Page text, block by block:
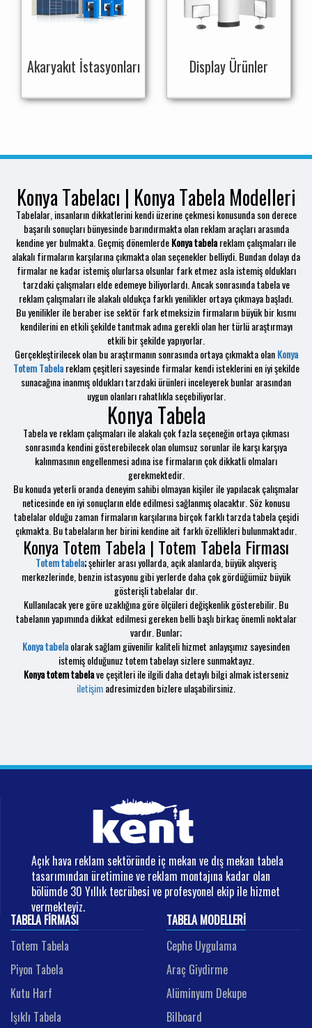
Akaryakıt İstasyonları Display Ürünler
Konya Tabelacı | Konya Tabela Modelleri
Tabelalar, insanların dikkatlerini kendi üzerine çekmesi konusunda son derece
başarılı sonuçları bünyesinde barındırmakta olan reklam araçları arasında
kendine yer bulmakta. Geçmiş dönemlerdeKonya tabelareklam çalışmaları ile
alakalı firmaların karşılarına çıkmakta olan seçenekler belliydi. Bundan dolayı da
firmalar ne kadar istemiş olurlarsa olsunlar fark etmez asla istemiş oldukları
tarzdaki çalışmaları elde edemeye biliyorlardı. Ancak sonrasında tabela ve
reklam çalışmaları ile alakalı oldukça farklı yenilikler ortaya çıkmaya başladı.
Bu yenilikler ile beraber ise sektör fark etmeksizin firmaların büyük bir kısmı
kendilerini en etkili şekilde tanıtmak adına gerekli olan her türlü araştırmayı
etkili bir şekilde yapıyorlar.
Gerçekleştirilecek olan bu araştırmanın sonrasında ortaya çıkmakta olanKonya
Totem Tabelareklam çeşitleri sayesinde firmalar kendi isteklerini en iyi şekilde
sunacağına inanmış oldukları tarzdaki ürünleri inceleyerek bunlar arasından
uygun olanları rahatlıkla seçebiliyorlar.
Konya Tabela
Tabela ve reklam çalışmaları ile alakalı çok fazla seçeneğin ortaya çıkması
sonrasında kendini gösterebilecek olan olumsuz sorunlar ile karşı karşıya
kalınmasının engellenmesi adına ise firmaların çok dikkatli olmaları
gerekmektedir.
Bu konuda yeterli oranda deneyim sahibi olmayan kişiler ile yapılacak çalışmalar
neticesinde en iyi sonuçların elde edilmesi sağlanmış olacaktır. Söz konusu
tabelalar olduğu zaman firmaların karşılarına birçok farklı tarzda tabela çeşidi
çıkmakta. Bu tabelaların her birini kendine ait farklı özellikleri bulunmaktadır.
Konya Totem Tabela | Totem Tabela Firması
Totem tabela;şehirler arası yollarda, açık alanlarda, büyük alışveriş
merkezlerinde, benzin istasyonu gibi yerlerde daha çok gördüğümüz büyük
gösterişli tabelalar dır.
Kullanılacak yere göre uzaklığına göre ölçüleri değişkenlik gösterebilir. Bu
tabelanın yapımında dikkat edilmesi gereken belli başlı birkaç önemli noktalar
vardır. Bunlar;
Konya tabelaolarak sağlam güvenilir kaliteli hizmet anlayışımız sayesinden
istemiş olduğunuz totem tabelayı sizlere sunmaktayız.
Konya totem tabelave çeşitleri ile ilgili daha detaylı bilgi almak isterseniz
iletişimadresimizden bizlere ulaşabilirsiniz.
Açık hava reklam sektöründe iç mekan ve dış mekan tabela
tasarımından üretimine ve reklam montajına kadar olan
bölümde 30 Yıllık tecrübesi ve profesyonel ekip ile hizmet
vermekteyiz.
TABELA FIRMASI
Totem Tabela
Piyon Tabela
Kutu Harf
Işıklı Tabela
TABELA MODELLERI
Cephe Uygulama
Araç Giydirme
Alüminyum Dekupe
Bilboard